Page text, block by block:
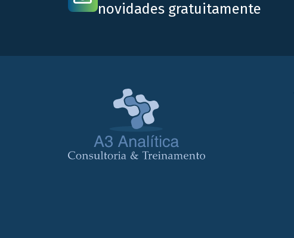
novidades gratuitamente